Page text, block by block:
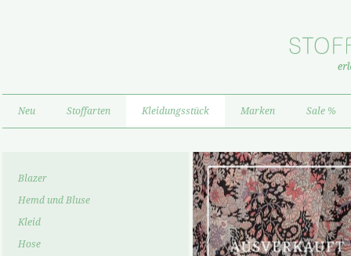
Neu Stoffarten Kleidungsstück Marken Sale %
Blazer
Hemd und Bluse
Kleid
Hose